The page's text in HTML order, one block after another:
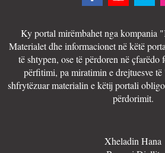
Ky portal mirëmbahet nga kompania
Materialet dhe informacionet në këtë
të shtypen, ose të përdoren në çfarëdo
përfitimi, pa miratimin e drejtuesve
shfrytëzuar materialin e këtij portali
përdorimit.
Xheladin Hana